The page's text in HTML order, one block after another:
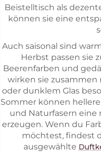
Beistelltisch als
können sie eine
Auch saisonal sind
Herbst passen sie
Beerenfarben und
wirken sie zusammen
oder dunklem Glas
Sommer können
und Naturfasern
erzeugen. Wenn du
möchtest, findest
ausgewählte